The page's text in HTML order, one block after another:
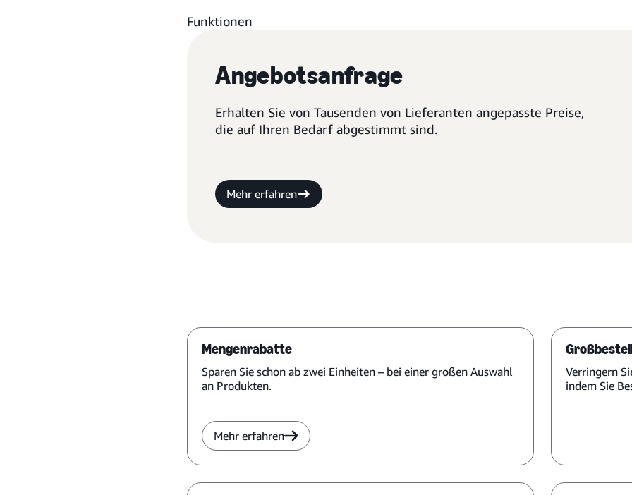
Funktionen
Angebotsanfrage
Erhalten Sie von Tausenden von Lieferanten angepasste Preise,
die auf Ihren Bedarf abgestimmt sind.
Mehr erfahren
Mengenrabatte
Sparen Sie schon ab zwei Einheiten – bei einer großen Auswahl
an Produkten.
Mehr erfahren
Verringern
indem Sie